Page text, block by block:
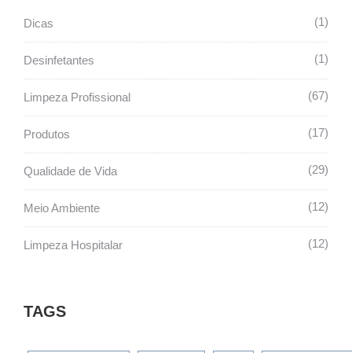
Dicas 1
Desinfetantes 1
Limpeza Profissional 67
Produtos 17
Qualidade de Vida 29
Meio Ambiente 12
Limpeza Hospitalar 12
TAGS